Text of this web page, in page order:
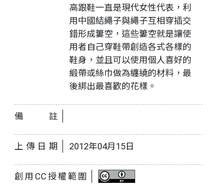
高跟鞋一直是現代女性代表，利
用中國結繩子與繩子互相穿插交
錯形成簍空，這些簍空就是讓使
用者自己穿鞋帶創造各式各樣的
鞋身，並且可以使用個人喜好的
緞帶或絲巾做為纏繞的材料，最
後綁出最喜歡的花樣。
備註
上傳日期 2012年04月15日
創用CC授權範圍